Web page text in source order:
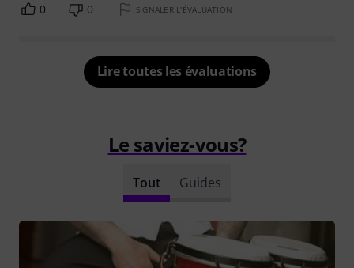
0 0 SIGNALER L'ÉVALUATION
Lire toutes les évaluations
Le saviez-vous?
Tout Guides